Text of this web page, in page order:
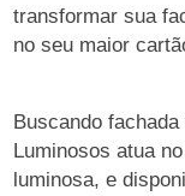
transformar sua
no seu maior
Buscando
Luminosos atua
luminosa, e